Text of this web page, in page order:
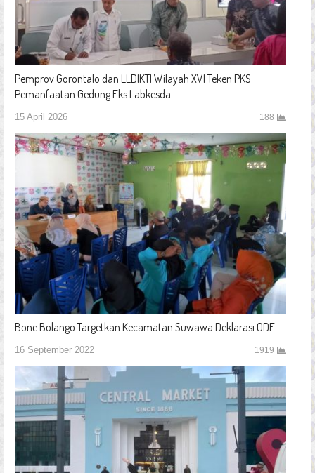
Pemprov Gorontalo dan LLDIKTI Wilayah XVI Teken PKS
Pemanfaatan Gedung Eks Labkesda
15 April 2026 188
Bone Bolango Targetkan Kecamatan Suwawa Deklarasi ODF
16 September 2022 1919